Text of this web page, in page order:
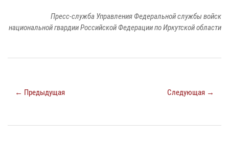
Пресс-служба Управления Федеральной службы войск
национальной гвардии Российской Федерации по Иркутской области
← Предыдущая Следующая →